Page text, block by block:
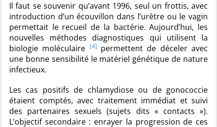
Il faut se souvenir qu’avant 1996, seul un frottis, avec
introduction d’un écouvillon dans l’urètre ou le vagin
permettait le recueil de la bactérie. Aujourd’hui, les
nouvelles méthodes diagnostiques qui utilisent la
biologie moléculaire [4]permettent de déceler avec
une bonne sensibilité le matériel génétique de nature
infectieux.
Les cas positifs de chlamydiose ou de gonococcie
étaient comptés, avec traitement immédiat et suivi
des partenaires sexuels (sujets dits « contacts »).
L’objectif secondaire : enrayer la progression de ces